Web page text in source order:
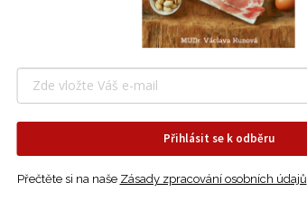
Přihlásit se k odběru
Přečtěte si na naše Zásady zpracování osobních údajů